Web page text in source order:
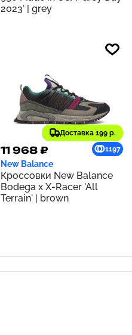
2023' | grey
Доставка 199 р.
11 968 ₽ 1197
New Balance
Кроссовки New Balance
Bodega x X-Racer 'All
Terrain' | brown